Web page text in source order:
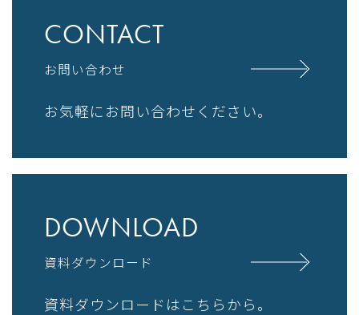
CONTACT
お問い合わせ
お気軽にお問い合わせください。
DOWNLOAD
資料ダウンロード
資料ダウンロードはこちらから。